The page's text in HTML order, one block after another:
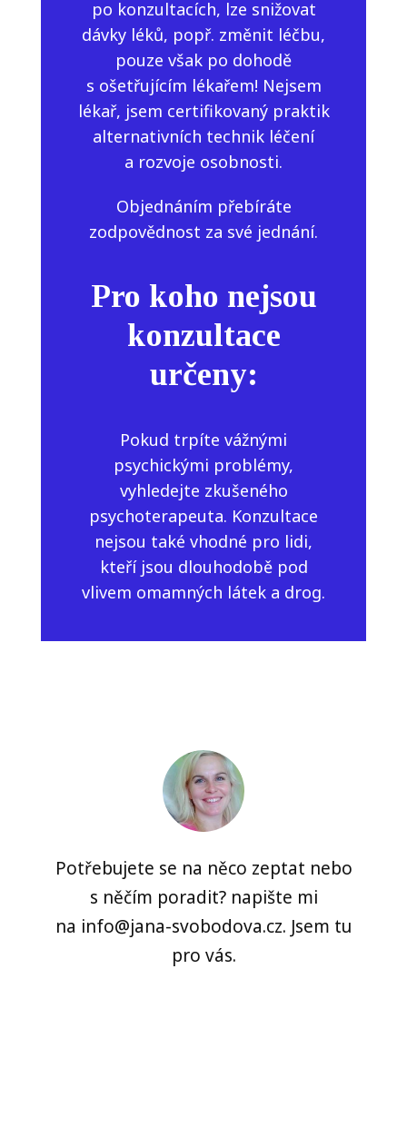
po konzultacích, lze snižovat
dávky léků, popř. změnit léčbu,
pouze však po dohodě
s ošetřujícím lékařem! Nejsem
lékař, jsem certifikovaný praktik
alternativních technik léčení
a rozvoje osobnosti.
Objednáním přebíráte
zodpovědnost za své jednání.
Pro koho nejsou
konzultace
určeny:
Pokud trpíte vážnými
psychickými problémy,
vyhledejte zkušeného
psychoterapeuta. Konzultace
nejsou také vhodné pro lidi,
kteří jsou dlouhodobě pod
vlivem omamných látek a drog.
Potřebujete se na něco zeptat nebo
s něčím poradit? napište mi
na info@jana-svobodova.cz. Jsem tu
pro vás.